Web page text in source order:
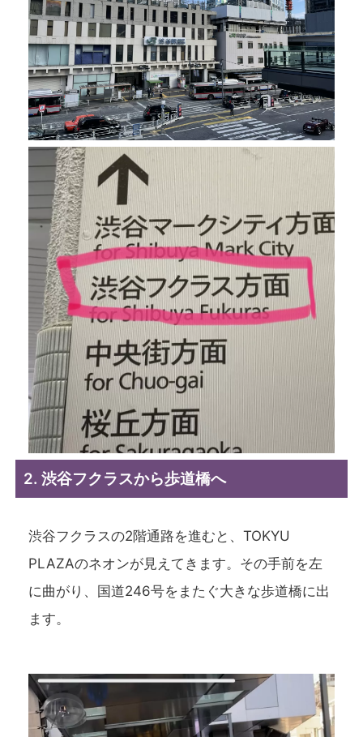
2. 渋谷フクラスから歩道橋へ
渋谷フクラスの2階通路を進むと、TOKYU
PLAZAのネオンが見えてきます。その手前を左
に曲がり、国道246号をまたぐ大きな歩道橋に出
ます。